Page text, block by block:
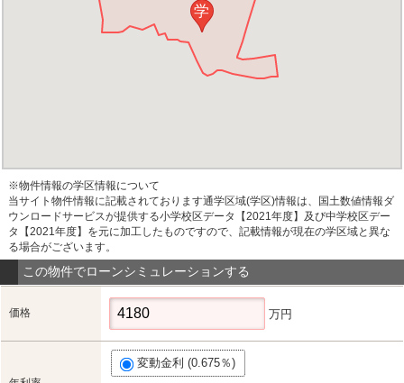
学
※物件情報の学区情報について
当サイト物件情報に記載されております通学区域(学区)情報は、国土数値情報ダ
ウンロードサービスが提供する小学校区データ【2021年度】及び中学校区デー
タ【2021年度】を元に加工したものですので、記載情報が現在の学区域と異な
る場合がございます。
この物件でローンシミュレーションする
価格 万円
変動金利 (0.675％)